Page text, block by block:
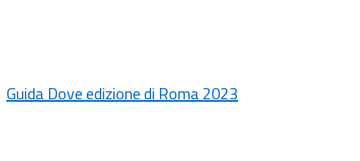
Guida Dove edizione di Roma 2023